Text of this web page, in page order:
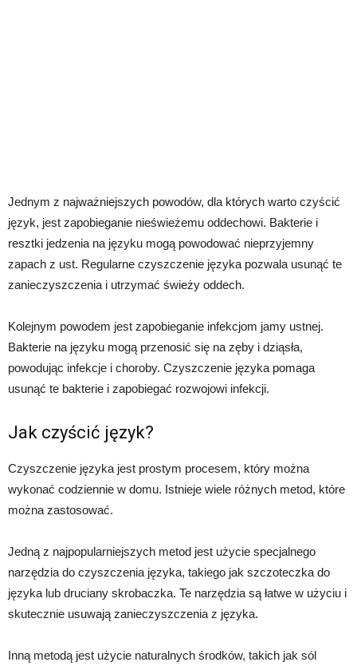
Jednym z najważniejszych powodów, dla których warto czyścić
język, jest zapobieganie nieświeżemu oddechowi. Bakterie i
resztki jedzenia na języku mogą powodować nieprzyjemny
zapach z ust. Regularne czyszczenie języka pozwala usunąć te
zanieczyszczenia i utrzymać świeży oddech.
Kolejnym powodem jest zapobieganie infekcjom jamy ustnej.
Bakterie na języku mogą przenosić się na zęby i dziąsła,
powodując infekcje i choroby. Czyszczenie języka pomaga
usunąć te bakterie i zapobiegać rozwojowi infekcji.
Jak czyścić język?
Czyszczenie języka jest prostym procesem, który można
wykonać codziennie w domu. Istnieje wiele różnych metod, które
można zastosować.
Jedną z najpopularniejszych metod jest użycie specjalnego
narzędzia do czyszczenia języka, takiego jak szczoteczka do
języka lub druciany skrobaczka. Te narzędzia są łatwe w użyciu i
skutecznie usuwają zanieczyszczenia z języka.
Inną metodą jest użycie naturalnych środków, takich jak sól